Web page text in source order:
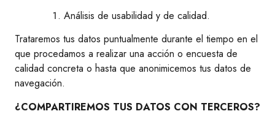
Análisis de usabilidad y de calidad.
Trataremos tus datos puntualmente durante el tiempo en el
que procedamos a realizar una acción o encuesta de
calidad concreta o hasta que anonimicemos tus datos de
navegación.
¿COMPARTIREMOS TUS DATOS CON TERCEROS?